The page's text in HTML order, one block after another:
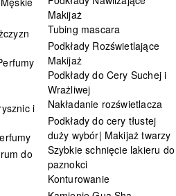
i
do
Makijaż
Tubing mascara
Podkłady Rozświetlające
Makijaż
Podkłady do Cery Suchej i
Wrażliwej
Nakładanie rozświetlacza
Podkłady do cery tłustej
duży wybór| Makijaż twarzy
Szybkie schnięcie lakieru do
paznokci
Konturowanie